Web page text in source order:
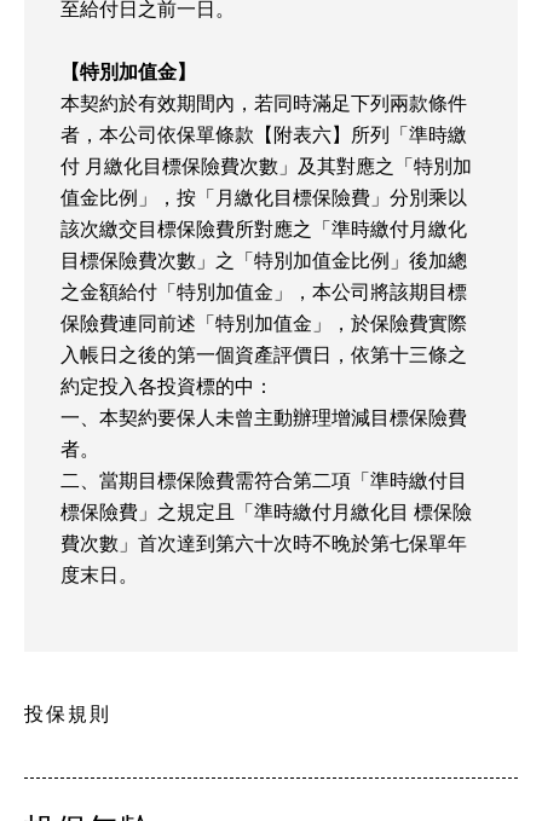
至給付日之前一日。
【特別加值金】
本契約於有效期間內，若同時滿足下列兩款條件
者，本公司依保單條款【附表六】所列「準時繳
付 月繳化目標保險費次數」及其對應之「特別加
值金比例」，按「月繳化目標保險費」分別乘以
該次繳交目標保險費所對應之「準時繳付月繳化
目標保險費次數」之「特別加值金比例」後加總
之金額給付「特別加值金」，本公司將該期目標
保險費連同前述「特別加值金」，於保險費實際
入帳日之後的第一個資產評價日，依第十三條之
約定投入各投資標的中：
一、本契約要保人未曾主動辦理增減目標保險費
者。
二、當期目標保險費需符合第二項「準時繳付目
標保險費」之規定且「準時繳付月繳化目 標保險
費次數」首次達到第六十次時不晚於第七保單年
度末日。
投保規則